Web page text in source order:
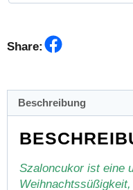
Share:
Beschreibung
Szaloncukor ist eine